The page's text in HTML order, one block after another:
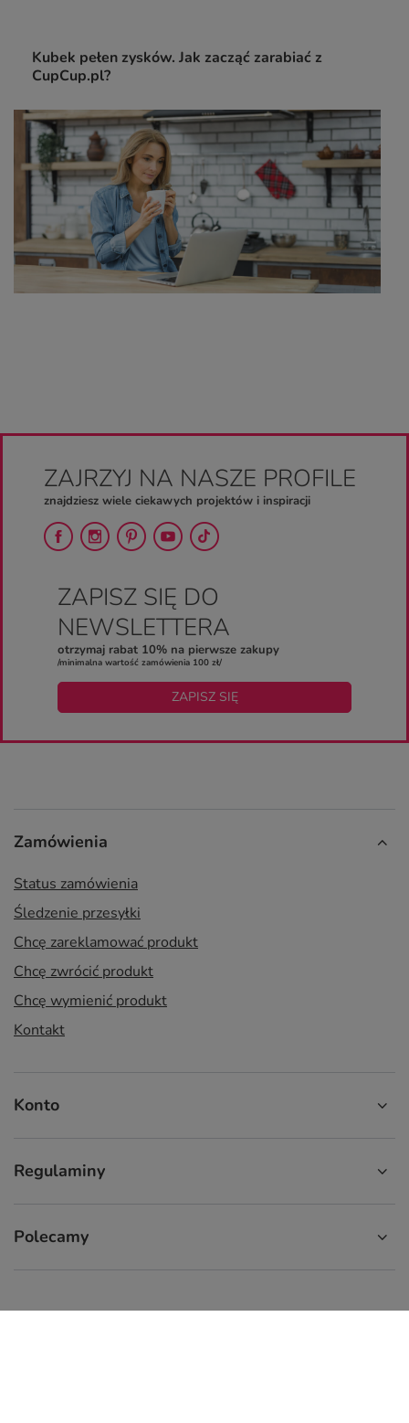
Kubek pełen zysków. Jak zacząć zarabiać z
CupCup.pl?
ZAJRZYJ NA NASZE PROFILE
znajdziesz wiele ciekawych projektów i inspiracji
ZAPISZ SIĘ DO
NEWSLETTERA
otrzymaj rabat 10% na pierwsze zakupy
/minimalna wartość zamówienia 100 zł/
ZAPISZ SIĘ
Zamówienia
Status zamówienia
Śledzenie przesyłki
Chcę zareklamować produkt
Chcę zwrócić produkt
Chcę wymienić produkt
Kontakt
Konto
Regulaminy
Polecamy